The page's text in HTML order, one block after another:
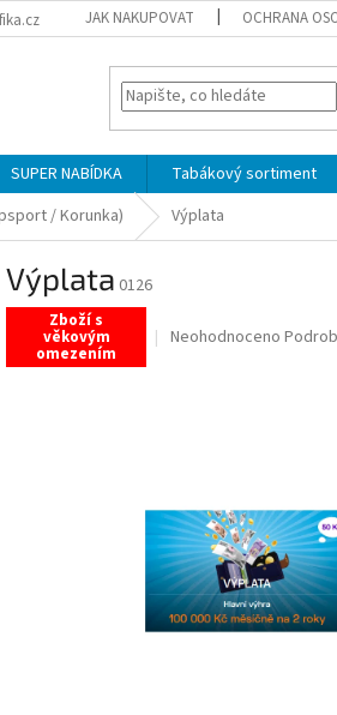
JAK NAKUPOVAT OCHRANA
SUPER NABÍDKA Tabákový sortiment
/ Korunka) Výplata
Výplata 0126
Zboží s
věkovým
omezením
Průměrné
Neohodnoceno